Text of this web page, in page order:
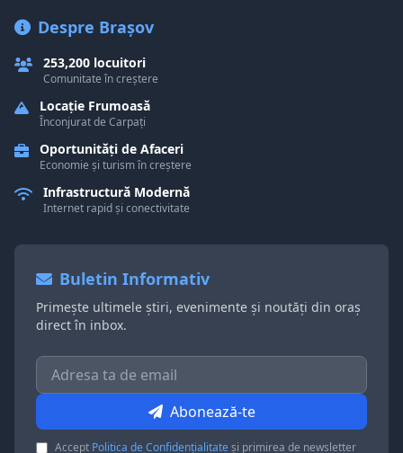
Despre Brașov
253,200 locuitori
Comunitate în creștere
Locație Frumoasă
Înconjurat de Carpați
Oportunități de Afaceri
Economie și turism în creștere
Infrastructură Modernă
Internet rapid și conectivitate
Buletin Informativ
Primește ultimele știri, evenimente și noutăți din oraș
direct în inbox.
Abonează-te
Accept Politica de Confidențialitateși primirea de newsletter